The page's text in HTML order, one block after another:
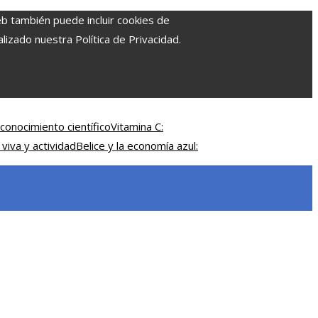
también puede incluir cookies de
nuestra Política de Privacidad.
científicoVitamina C:
y actividadBelice y la economía azul: